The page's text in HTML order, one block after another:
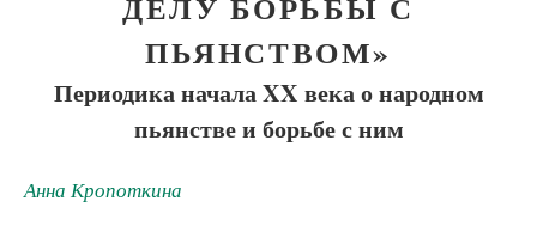
ПЬЯНСТВОМ»
Периодика начала XX века о народном
пьянстве и борьбе с ним
Анна Кропоткина